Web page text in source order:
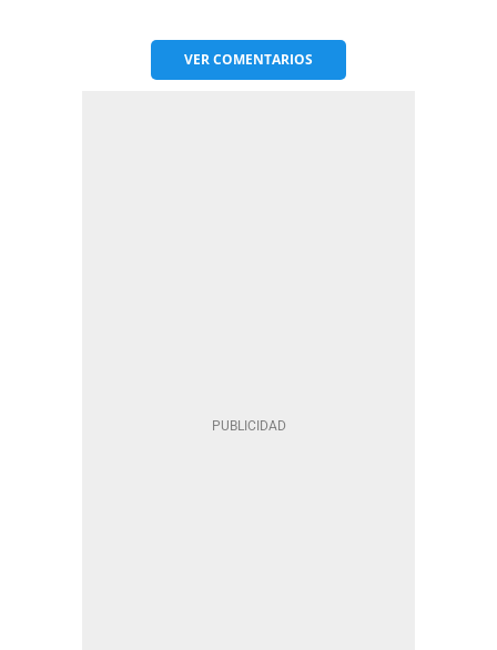
VERCOMENTARIOS